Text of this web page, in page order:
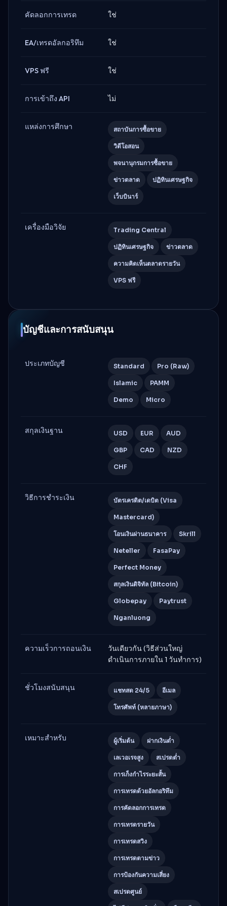
คัดลอกการเทรด ใช่
EA/เทรดอัลกอริทึม ใช่
VPS ฟรี ใช่
การเข้าถึง API ไม่
แหล่งการศึกษา สถาบันการซื้อขาย
วิดีโอสอน
พจนานุกรมการซื้อขาย
ข่าวตลาด ปฏิทินเศรษฐกิจ
เว็บบินาร์
เครื่องมือวิจัย Trading Central
ปฏิทินเศรษฐกิจ ข่าวตลาด
ความคิดเห็นตลาดรายวัน
VPS ฟรี
บัญชีและการสนับสนุน
ประเภทบัญชี Standard Pro (Raw)
Islamic PAMM
Demo Micro
สกุลเงินฐาน USD EUR AUD
GBP CAD NZD
CHF
วิธีการชำระเงิน บัตรเครดิต/เดบิต (Visa
Mastercard)
โอนเงินผ่านธนาคาร Skrill
Neteller FasaPay
Perfect Money
สกุลเงินดิจิทัล (Bitcoin)
Globepay Paytrust
Nganluong
ความเร็วการถอนเงิน
วันเดียวกัน (วิธีส่วนใหญ่
ดำเนินการภายใน 1 วันทำการ)
ชั่วโมงสนับสนุน แชทสด 24/5 อีเมล
โทรศัพท์ (หลายภาษา)
เหมาะสำหรับ ผู้เริ่มต้น ฝากเงินต่ำ
เลเวอเรจสูง สเปรดต่ำ
การเก็งกำไรระยะสั้น
การเทรดด้วยอัลกอริทึม
การคัดลอกการเทรด
การเทรดรายวัน
การเทรดสวิง
การเทรดตามข่าว
การป้องกันความเสี่ยง
สเปรดศูนย์